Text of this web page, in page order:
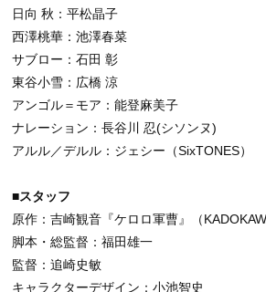
日向 秋：平松晶子
西澤桃華：池澤春菜
サブロー：石田 彰
東谷小雪：広橋 涼
アンゴル＝モア：能登麻美子
ナレーション：長谷川 忍(シソンヌ)
アルル／デルル：ジェシー（SixTONES）
■スタッフ
原作：吉崎観音『ケロロ軍曹』（
脚本・総監督：福田雄一
監督：追崎史敏
キャラクターデザイン：小池智史